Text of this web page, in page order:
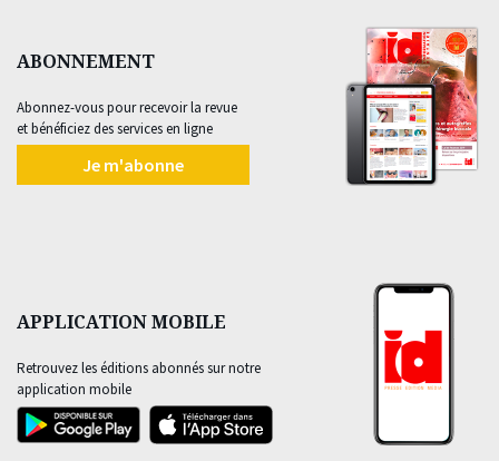
ABONNEMENT
Abonnez-vous pour recevoir la revue
et bénéficiez des services en ligne
Je m'abonne
APPLICATION MOBILE
Retrouvez les éditions abonnés sur notre
application mobile